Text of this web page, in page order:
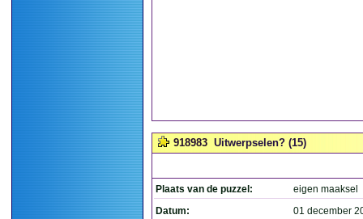
918983 Uitwerpselen? (15)
Plaats van de puzzel:
eigen maaksel
Datum:
01 december